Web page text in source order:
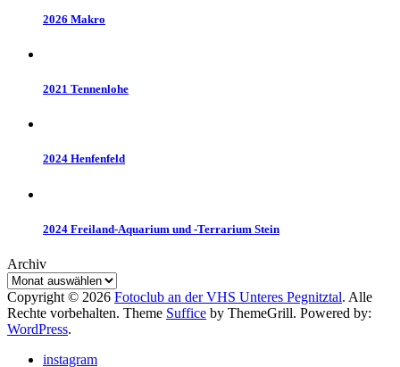
2026 Makro
2021 Tennenlohe
2024 Henfenfeld
2024 Freiland-Aquarium und -Terrarium Stein
Archiv
Copyright © 2026 Fotoclub an der VHS Unteres Pegnitztal. Alle
Rechte vorbehalten. Theme Suffice by ThemeGrill. Powered by:
WordPress.
instagram